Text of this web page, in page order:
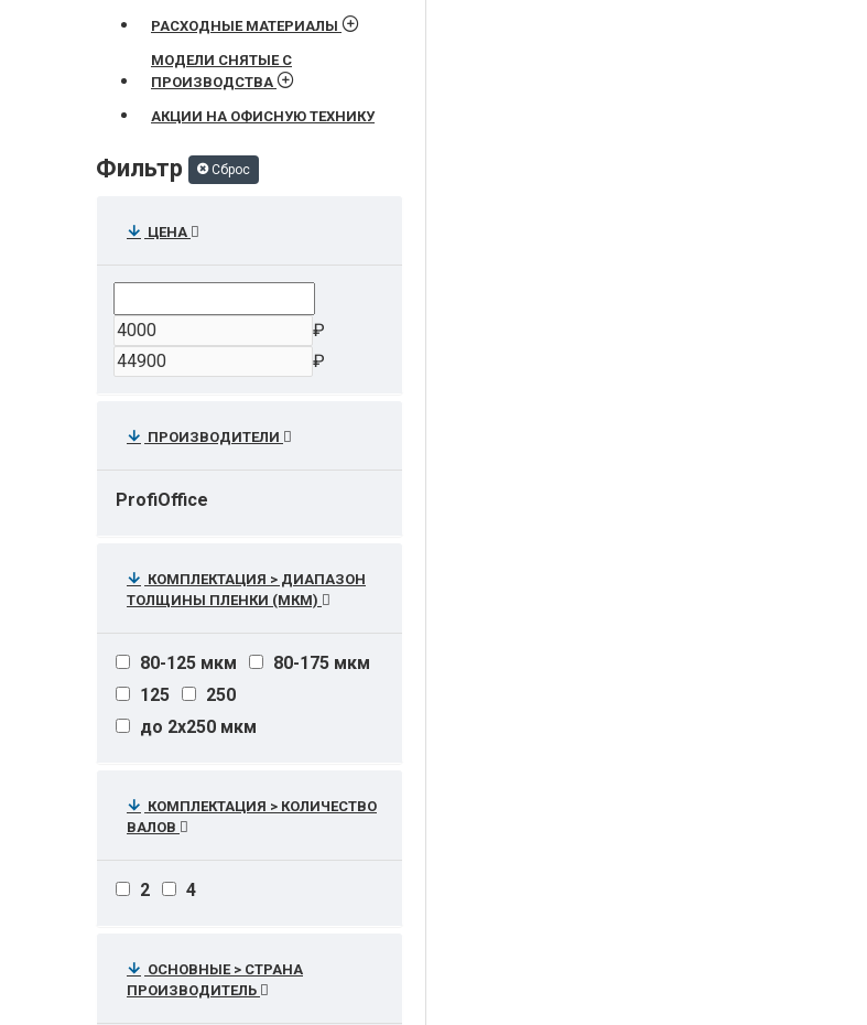
РАСХОДНЫЕ МАТЕРИАЛЫ
МОДЕЛИ СНЯТЫЕ С
ПРОИЗВОДСТВА
АКЦИИ НА ОФИСНУЮ ТЕХНИКУ
Фильтр Сброс
ЦЕНА
₽
₽
ПРОИЗВОДИТЕЛИ
ProfiOffice
КОМПЛЕКТАЦИЯ > ДИАПАЗОН
ТОЛЩИНЫ ПЛЕНКИ (МКМ)
80-125 мкм
80-175 мкм
125
250
до 2x250 мкм
КОМПЛЕКТАЦИЯ > КОЛИЧЕСТВО
ВАЛОВ
2 4
ОСНОВНЫЕ > СТРАНА
ПРОИЗВОДИТЕЛЬ